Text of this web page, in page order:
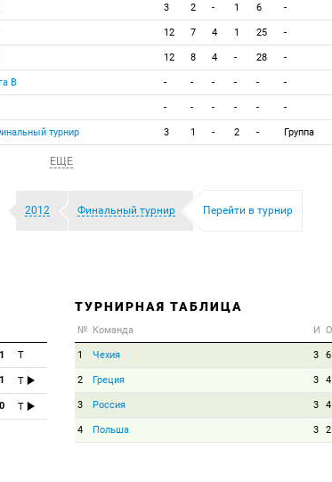
3 2 - 1 6 -
12 7 4 1 25 -
12 8 4 - 28 -
B - - - - - -
- - - - - -
турнир 3 1 - 2 - Группа
ЕЩЕ
2012 Финальный турнир Перейти в турнир
T
T
T
ТУРНИРНАЯ ТАБЛИЦА
№ Команда И О
1 Чехия 3 6
2 Греция 3 4
3 Россия 3 4
4 Польша 3 2